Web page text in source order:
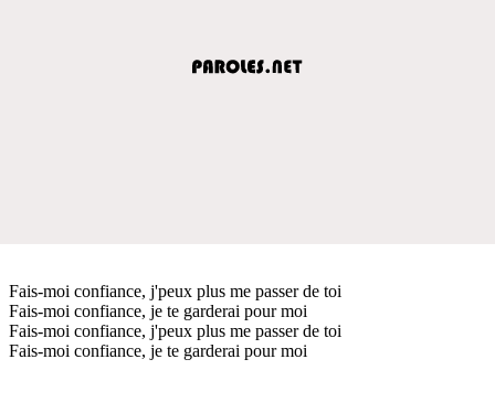
Fais-moi confiance, j'peux plus me passer de toi
Fais-moi confiance, je te garderai pour moi
Fais-moi confiance, j'peux plus me passer de toi
Fais-moi confiance, je te garderai pour moi